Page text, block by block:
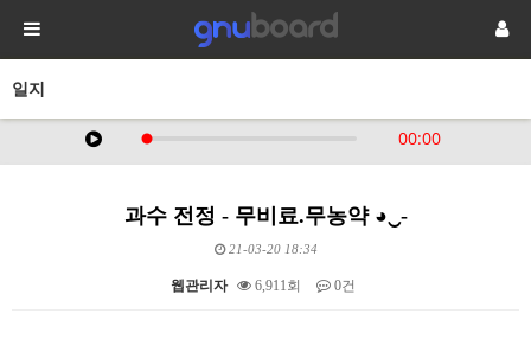
일지
과수 전정 - 무비료.무농약 ◕‿-
21-03-20 18:34
웹관리자 6,911회 0건